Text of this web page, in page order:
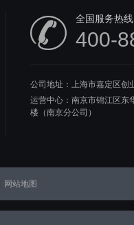
全国服务热线
400-
公司地址：上海市嘉定区创
运营中心：南京市锦江区东
楼（南京分公司）
网站地图